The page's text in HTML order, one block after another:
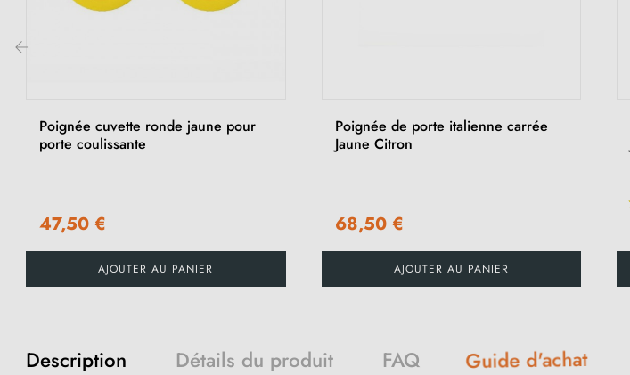
Poignée cuvette ronde jaune pour
porte coulissante
47,50 €
AJOUTER AU PANIER
Poignée de porte italienne carrée
Jaune Citron
68,50 €
AJOUTER AU PANIER
Description Détails du produit FAQ Guide d'achat